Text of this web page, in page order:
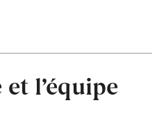
l’équipe